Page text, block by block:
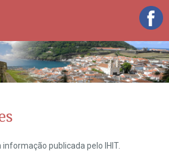
publicada pelo IHIT.